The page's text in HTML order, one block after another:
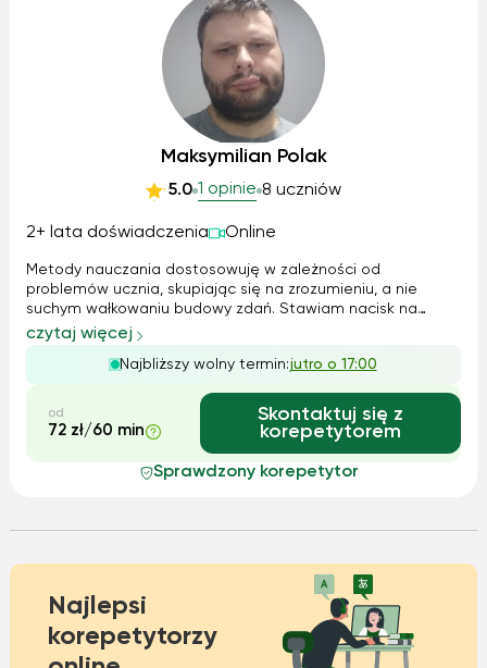
Maksymilian Polak
5.0 1 opinie 8 uczniów
2+ lata doświadczenia Online
Metody nauczania dostosowuję w zależności od
problemów ucznia, skupiając się na zrozumieniu, a nie
suchym wałkowaniu budowy zdań. Stawiam nacisk na
poprawną wymowę oraz na to, aby uczeń czuł się
komfortowo w trakcie lekcji. Z młodszymi dziećmi skupiam
się na czytaniu oraz tworzeniu prostych zdań, za...
czytaj więcej
Najbliższy wolny termin:jutro o 17:00
od
72 zł/60 min
Skontaktuj się z
korepetytorem
Sprawdzony korepetytor
Najlepsi
korepetytorzy